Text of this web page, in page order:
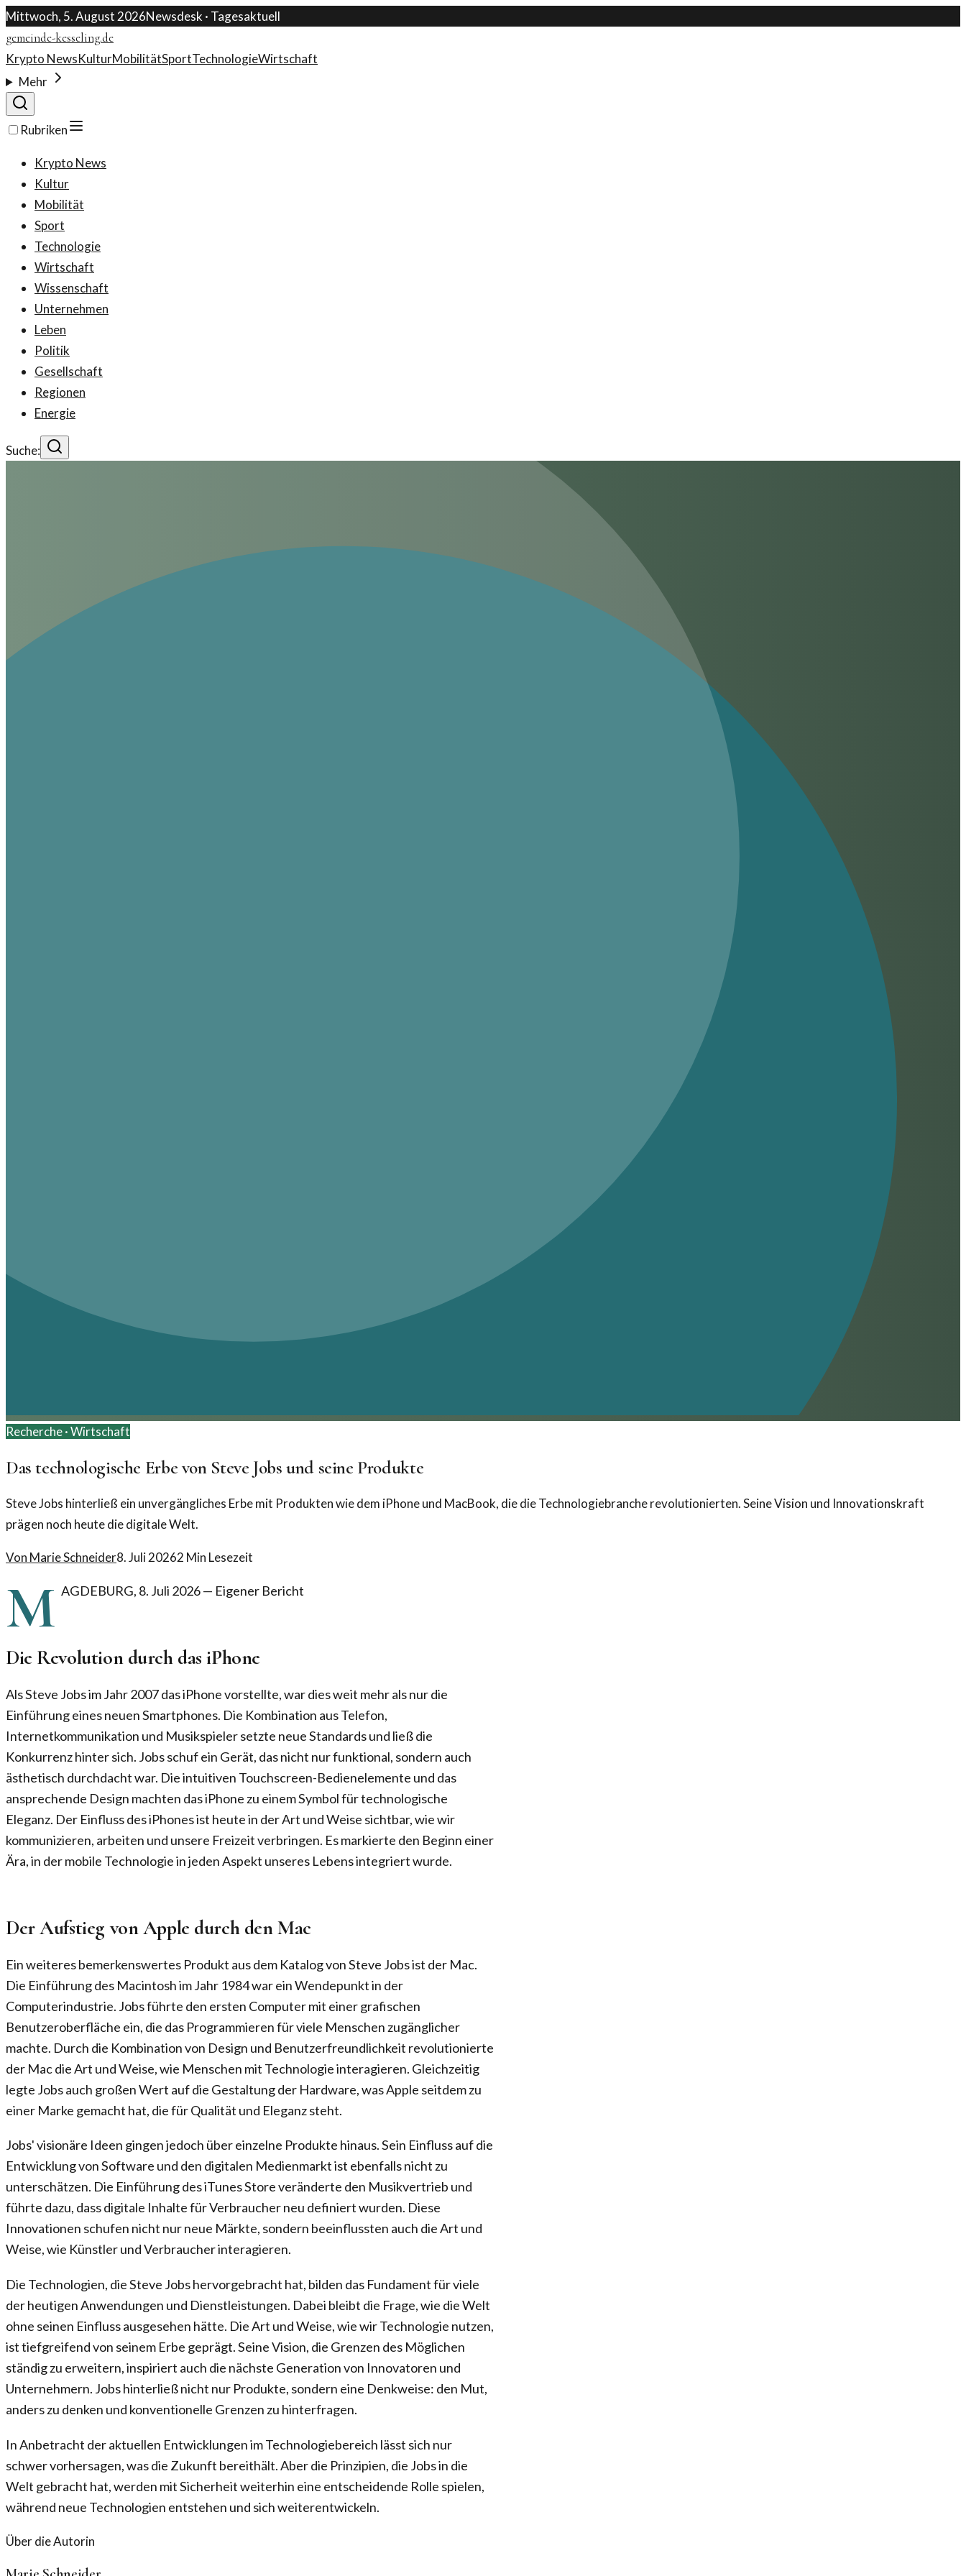
Mittwoch, 5. August 2026Newsdesk · Tagesaktuell
gemeinde-kesseling.de
Krypto NewsKulturMobilitätSportTechnologieWirtschaft
Mehr
Rubriken
Krypto News
Kultur
Mobilität
Sport
Technologie
Wirtschaft
Wissenschaft
Unternehmen
Leben
Politik
Gesellschaft
Regionen
Energie
Suche:
Recherche ·Wirtschaft
Das technologische Erbe von Steve Jobs und seine Produkte
Steve Jobs hinterließ ein unvergängliches Erbe mit Produkten wie dem iPhone und MacBook, die die Technologiebranche revolutionierten. Seine Vision und Innovationskraft
prägen noch heute die digitale Welt.
Von Marie Schneider8. Juli 20262 Min Lesezeit
M AGDEBURG, 8. Juli 2026— Eigener Bericht
Die Revolution durch das iPhone
Als Steve Jobs im Jahr 2007 das iPhone vorstellte, war dies weit mehr als nur die
Einführung eines neuen Smartphones. Die Kombination aus Telefon,
Internetkommunikation und Musikspieler setzte neue Standards und ließ die
Konkurrenz hinter sich. Jobs schuf ein Gerät, das nicht nur funktional, sondern auch
ästhetisch durchdacht war. Die intuitiven Touchscreen-Bedienelemente und das
ansprechende Design machten das iPhone zu einem Symbol für technologische
Eleganz. Der Einfluss des iPhones ist heute in der Art und Weise sichtbar, wie wir
kommunizieren, arbeiten und unsere Freizeit verbringen. Es markierte den Beginn einer
Ära, in der mobile Technologie in jeden Aspekt unseres Lebens integriert wurde.
Der Aufstieg von Apple durch den Mac
Ein weiteres bemerkenswertes Produkt aus dem Katalog von Steve Jobs ist der Mac.
Die Einführung des Macintosh im Jahr 1984 war ein Wendepunkt in der
Computerindustrie. Jobs führte den ersten Computer mit einer grafischen
Benutzeroberfläche ein, die das Programmieren für viele Menschen zugänglicher
machte. Durch die Kombination von Design und Benutzerfreundlichkeit revolutionierte
der Mac die Art und Weise, wie Menschen mit Technologie interagieren. Gleichzeitig
legte Jobs auch großen Wert auf die Gestaltung der Hardware, was Apple seitdem zu
einer Marke gemacht hat, die für Qualität und Eleganz steht.
Jobs' visionäre Ideen gingen jedoch über einzelne Produkte hinaus. Sein Einfluss auf die
Entwicklung von Software und den digitalen Medienmarkt ist ebenfalls nicht zu
unterschätzen. Die Einführung des iTunes Store veränderte den Musikvertrieb und
führte dazu, dass digitale Inhalte für Verbraucher neu definiert wurden. Diese
Innovationen schufen nicht nur neue Märkte, sondern beeinflussten auch die Art und
Weise, wie Künstler und Verbraucher interagieren.
Die Technologien, die Steve Jobs hervorgebracht hat, bilden das Fundament für viele
der heutigen Anwendungen und Dienstleistungen. Dabei bleibt die Frage, wie die Welt
ohne seinen Einfluss ausgesehen hätte. Die Art und Weise, wie wir Technologie nutzen,
ist tiefgreifend von seinem Erbe geprägt. Seine Vision, die Grenzen des Möglichen
ständig zu erweitern, inspiriert auch die nächste Generation von Innovatoren und
Unternehmern. Jobs hinterließ nicht nur Produkte, sondern eine Denkweise: den Mut,
anders zu denken und konventionelle Grenzen zu hinterfragen.
In Anbetracht der aktuellen Entwicklungen im Technologiebereich lässt sich nur
schwer vorhersagen, was die Zukunft bereithält. Aber die Prinzipien, die Jobs in die
Welt gebracht hat, werden mit Sicherheit weiterhin eine entscheidende Rolle spielen,
während neue Technologien entstehen und sich weiterentwickeln.
Über die Autorin